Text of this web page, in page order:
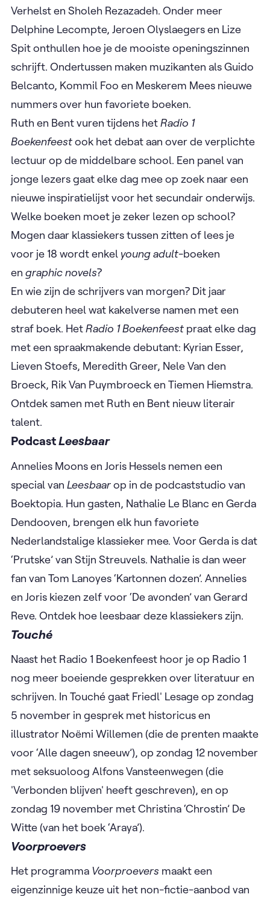
Verhelst en Sholeh Rezazadeh. Onder meer
Delphine Lecompte, Jeroen Olyslaegers en Lize
Spit onthullen hoe je de mooiste openingszinnen
schrijft. Ondertussen maken muzikanten als Guido
Belcanto, Kommil Foo en Meskerem Mees nieuwe
nummers over hun favoriete boeken.
Ruth en Bent vuren tijdens hetRadio 1
Boekenfeestook het debat aan over de verplichte
lectuur op de middelbare school. Een panel van
jonge lezers gaat elke dag mee op zoek naar een
nieuwe inspiratielijst voor het secundair onderwijs.
Welke boeken moet je zeker lezen op school?
Mogen daar klassiekers tussen zitten of lees je
voor je 18 wordt enkel young adult-boeken
en graphic novels?
En wie zijn de schrijvers van morgen? Dit jaar
debuteren heel wat kakelverse namen met een
straf boek. HetRadio 1 Boekenfeest praat elke dag
met een spraakmakende debutant: Kyrian Esser,
Lieven Stoefs, Meredith Greer, Nele Van den
Broeck, Rik Van Puymbroeck en Tiemen Hiemstra.
Ontdek samen met Ruth en Bent nieuw literair
talent.
PodcastLeesbaar
Annelies Moons en Joris Hessels nemen een
special van Leesbaarop in de podcaststudio van
Boektopia. Hun gasten, Nathalie Le Blanc en Gerda
Dendooven, brengen elk hun favoriete
Nederlandstalige klassieker mee. Voor Gerda is dat
‘Prutske’ van Stijn Streuvels. Nathalie is dan weer
fan van Tom Lanoyes ‘Kartonnen dozen’. Annelies
en Joris kiezen zelf voor ‘De avonden’ van Gerard
Reve. Ontdek hoe leesbaar deze klassiekers zijn.
Touché
Naast het Radio 1 Boekenfeest hoor je op Radio 1
nog meer boeiende gesprekken over literatuur en
schrijven. In Touché gaat Friedl' Lesage op zondag
5 november in gesprek met historicus en
illustrator Noëmi Willemen (die de prenten maakte
voor ‘Alle dagen sneeuw’), op zondag 12 november
met seksuoloog Alfons Vansteenwegen (die
'Verbonden blijven' heeft geschreven), en op
zondag 19 november met Christina ‘Chrostin’ De
Witte (van het boek ‘Araya’).
Voorproevers
Het programma Voorproevers maakt een
eigenzinnige keuze uit het non-fictie-aanbod van